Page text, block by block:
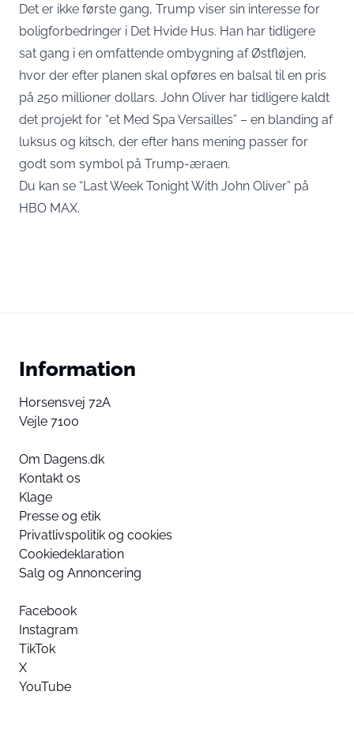
Det er ikke første gang, Trump viser sin interesse for
boligforbedringer i Det Hvide Hus. Han har tidligere
sat gang i en omfattende ombygning af Østfløjen,
hvor der efter planen skal opføres en balsal til en pris
på 250 millioner dollars. John Oliver har tidligere kaldt
det projekt for “et Med Spa Versailles” – en blanding af
luksus og kitsch, der efter hans mening passer for
godt som symbol på Trump-æraen.
Du kan se “Last Week Tonight With John Oliver” på
HBO MAX.
Information
Horsensvej 72A
Vejle 7100
Om Dagens.dk
Kontakt os
Klage
Presse og etik
Privatlivspolitik og cookies
Cookiedeklaration
Salg og Annoncering
Facebook
Instagram
TikTok
X
YouTube